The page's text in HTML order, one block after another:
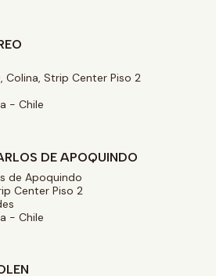
Colina, Strip Center Piso 2
- Chile
DE APOQUINDO
de Apoquindo
Center Piso 2
- Chile